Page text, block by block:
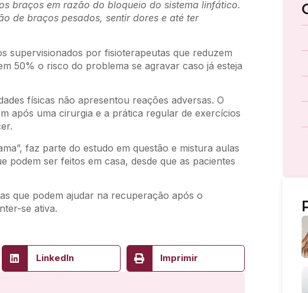
braços em razão do bloqueio do sistema linfático.
de braços pesados, sentir dores e até ter
supervisionados por fisioterapeutas que reduzem
50% o risco do problema se agravar caso já esteja
físicas não apresentou reações adversas. O
após uma cirurgia e a prática regular de exercícios
faz parte do estudo em questão e mistura aulas
ser feitos em casa, desde que as pacientes
que podem ajudar na recuperação após o
se ativa.
LinkedIn Imprimir